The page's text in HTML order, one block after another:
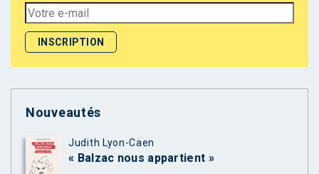
Nouveautés
Judith Lyon-Caen
« Balzac nous appartient »